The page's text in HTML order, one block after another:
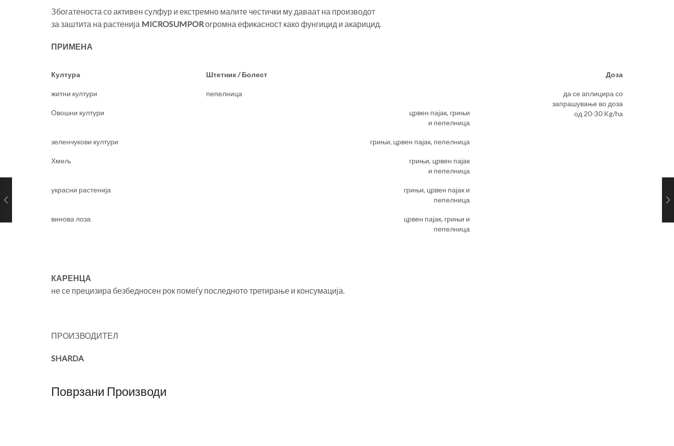
Збогатеноста со активен сулфур и екстремно малите честички му даваат на производот
за заштита на растенија MICROSUMPORогромна ефикасност како фунгицид и акарицид.
ПРИМЕНА
Култура Штетник / Болест Доза
житни култури пепелница
да се аплицира со
запрашување во доза
од 20-30 Kg/ha
Овошни култури
црвен пајак, грињи
и пепелница
зеленчукови култури грињи, црвен пајак, пепелница
Хмељ
грињи, црвен пајак
и пепелница
украсни растенија
грињи, црвен пајак и
пепелница
винова лоза
црвен пајак, грињи и
пепелница
КАРЕНЦА
не се прецизира безбедносен рок помеѓу последното третирање и консумација.
ПРОИЗВОДИТЕЛ
SHARDA
Поврзани Производи